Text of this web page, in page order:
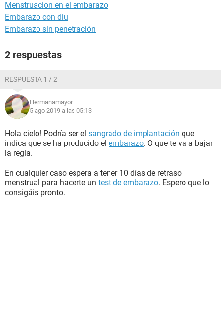
Menstruacion en el embarazo
Embarazo con diu
Embarazo sin penetración
2 respuestas
RESPUESTA 1 / 2
Hermanamayor
5 ago 2019 a las 05:13
Hola cielo! Podría ser el sangrado de implantación que
indica que se ha producido el embarazo. O que te va a bajar
la regla.
En cualquier caso espera a tener 10 días de retraso
menstrual para hacerte un test de embarazo. Espero que lo
consigáis pronto.